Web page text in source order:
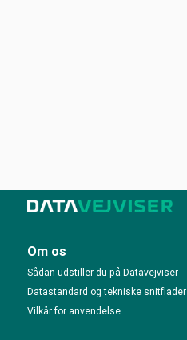
Om os
Sådan udstiller du på Datavejviser
Datastandard og tekniske snitflader
Vilkår for anvendelse